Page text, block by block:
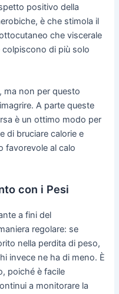
positivo della
è che stimola il
che viscerale
di più solo
ma non per questo
A parte queste
è un ottimo modo per
di bruciare calorie e
favorevole al calo
con i Pesi
a fini del
regolare: se
nella perdita di peso,
invece ne ha di meno. È
poiché è facile
a monitorare la